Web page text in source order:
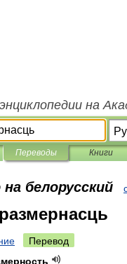
на
Переводы Книги
на белорусский
Перевод